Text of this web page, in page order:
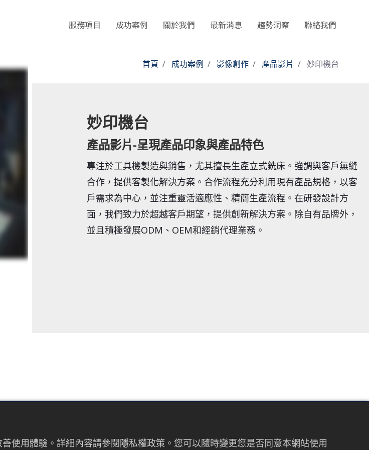
服務項目 成功案例 關於我們 最新消息 趨勢洞察 聯絡我們
首頁 成功案例 影像創作 產品影片 妙印機台
妙印機台
產品影片-呈現產品印象與產品特色
專注於工具機製造與銷售，尤其擅長生產立式銑床。強調與客戶無縫
合作，提供客製化解決方案。合作流程充分利用現有產品規格，以客
戶需求為中心，並注重靈活適應性、精簡生產流程。在研發設計方
面，我們致力於超越客戶期望，提供創新解決方案。除自有品牌外，
並且積極發展ODM、OEM和經銷代理業務。
EMAIL FOLLOW US
使用體驗。詳細內容請參閱隱私權政策。您可以隨時變更您是否同意本網站使用